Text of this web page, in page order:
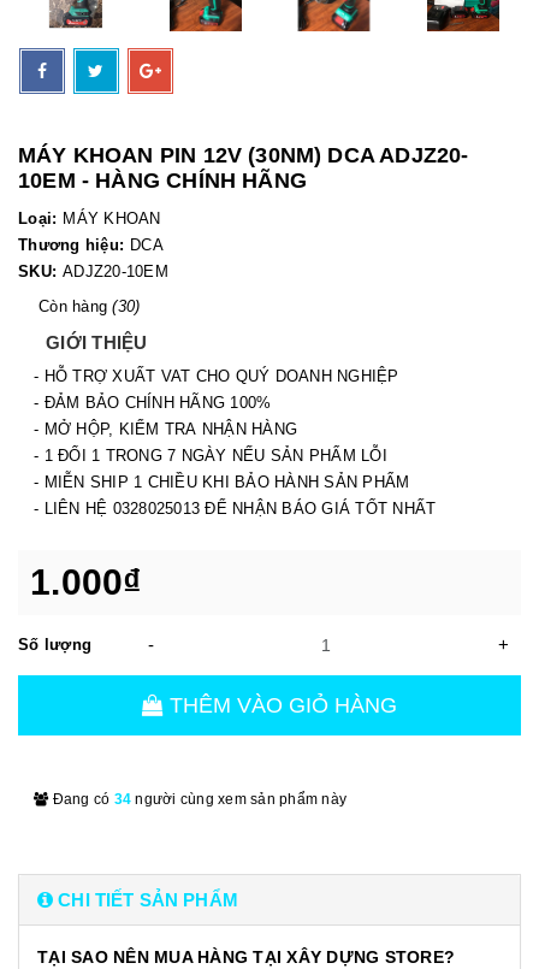
MÁY KHOAN PIN 12V (30NM) DCA ADJZ20-
10EM - HÀNG CHÍNH HÃNG
Loại: MÁY KHOAN
Thương hiệu: DCA
SKU: ADJZ20-10EM
Còn hàng(30)
GIỚI THIỆU
- HỖ TRỢ XUẤT VAT CHO QUÝ DOANH NGHIỆP
- ĐẢM BẢO CHÍNH HÃNG 100%
- MỞ HỘP, KIỂM TRA NHẬN HÀNG
- 1 ĐỔI 1 TRONG 7 NGÀY NẾU SẢN PHẨM LỖI
- MIỄN SHIP 1 CHIỀU KHI BẢO HÀNH SẢN PHẨM
- LIÊN HỆ 0328025013 ĐỂ NHẬN BÁO GIÁ TỐT NHẤT
1.000₫
Số lượng - +
THÊM VÀO GIỎ HÀNG
Đang có 34 người cùng xem sản phẩm này
CHI TIẾT SẢN PHẨM
TẠI SAO NÊN MUA HÀNG TẠI XÂY DỰNG STORE?